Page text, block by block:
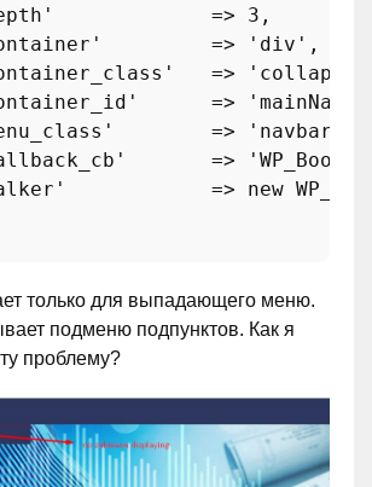
             =>
3 ,
         =>
'div' ,
   =>
'collapse
      =>
        =>
'navbar-
       =>
            =>
new
только для выпадающего меню.
подменю подпунктов. Как я
проблему?